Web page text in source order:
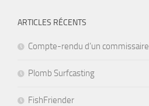
ARTICLES RÉCENTS
Compte-rendu d’un commissaire
Plomb Surfcasting
FishFriender